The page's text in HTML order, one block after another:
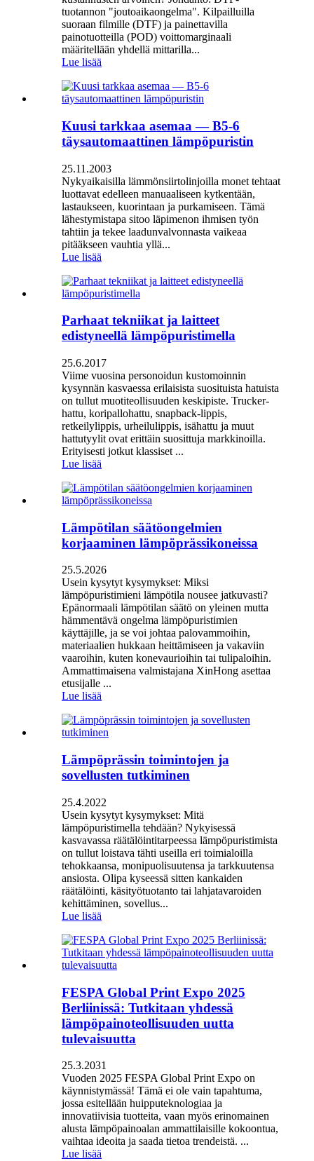
tuotannon "joutoaikaongelma". Kilpailluilla
suoraan filmille (DTF) ja painettavilla
painotuotteilla (POD) voittomarginaali
määritellään yhdellä mittarilla...
Lue lisää
Kuusi tarkkaa asemaa — B5-6
täysautomaattinen lämpöpuristin
25.11.2003
Nykyaikaisilla lämmönsiirtolinjoilla monet tehtaat
luottavat edelleen manuaaliseen kytkentään,
lastaukseen, kuorintaan ja purkamiseen. Tämä
lähestymistapa sitoo läpimenon ihmisen työn
tahtiin ja tekee laadunvalvonnasta vaikeaa
pitääkseen vauhtia yllä...
Lue lisää
Parhaat tekniikat ja laitteet
edistyneellä lämpöpuristimella
25.6.2017
Viime vuosina personoidun kustomoinnin
kysynnän kasvaessa erilaisista suosituista hatuista
on tullut muotiteollisuuden keskipiste. Trucker-
hattu, koripallohattu, snapback-lippis,
retkeilylippis, urheilulippis, isähattu ja muut
hattutyylit ovat erittäin suosittuja markkinoilla.
Erityisesti jotkut klassiset ...
Lue lisää
Lämpötilan säätöongelmien
korjaaminen lämpöprässikoneissa
25.5.2026
Usein kysytyt kysymykset: Miksi
lämpöpuristimieni lämpötila nousee jatkuvasti?
Epänormaali lämpötilan säätö on yleinen mutta
hämmentävä ongelma lämpöpuristimien
käyttäjille, ja se voi johtaa palovammoihin,
materiaalien hukkaan heittämiseen ja vakaviin
vaaroihin, kuten konevaurioihin tai tulipaloihin.
Ammattimaisena valmistajana XinHong asettaa
etusijalle ...
Lue lisää
Lämpöprässin toimintojen ja
sovellusten tutkiminen
25.4.2022
Usein kysytyt kysymykset: Mitä
lämpöpuristimella tehdään? Nykyisessä
kasvavassa räätälöintitarpeessa lämpöpuristimista
on tullut loistava tähti useilla eri toimialoilla
tehokkaansa, monipuolisuutensa ja tarkkuutensa
ansiosta. Olipa kyseessä sitten kankaiden
räätälöinti, käsityötuotanto tai lahjatavaroiden
kehittäminen, sovellus...
Lue lisää
FESPA Global Print Expo 2025
Berliinissä: Tutkitaan yhdessä
lämpöpainoteollisuuden uutta
tulevaisuutta
25.3.2031
Vuoden 2025 FESPA Global Print Expo on
käynnistymässä! Tämä ei ole vain tapahtuma,
jossa esitellään huipputeknologiaa ja
innovatiivisia tuotteita, vaan myös erinomainen
alusta lämpöpainoalan ammattilaisille kokoontua,
vaihtaa ideoita ja saada tietoa trendeistä. ...
Lue lisää